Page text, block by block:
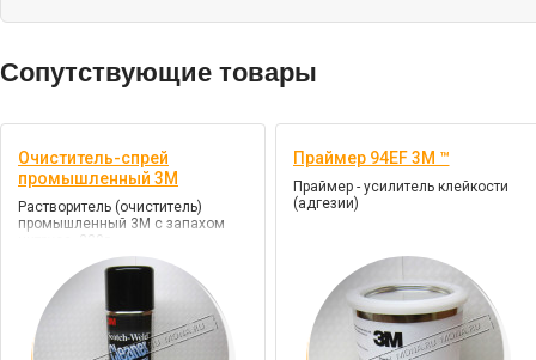
Сопутствующие товары
Очиститель-спрей
промышленный 3M
Растворитель (очиститель)
промышленный 3М с запахом
цитруса, 230г.
Праймер 94EF 3М ™
Праймер - усилитель клейкости
(адгезии)